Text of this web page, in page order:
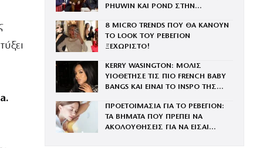
PHUWIN ΚΑΙ POND ΣΤΗΝ
8 MICRO TRENDS ΠΟΥ ΘΑ ΚΑΝΟΥΝ
ΤΟ LOOK ΤΟΥ ΡΕΒΕΓΙΟΝ
ΞΕΧΩΡΙΣΤΟ!
KERRY WASINGTON: ΜΟΛΙΣ
ΥΙΟΘΕΤΗΣΕ ΤΙΣ ΠΙΟ FRENCH BABY
BANGS ΚΑΙ ΕΙΝΑΙ ΤΟ INSPO ΤΗΣ
ΠΡΟΕΤΟΙΜΑΣΙΑ ΓΙΑ ΤΟ ΡΕΒΕΓΙΟΝ:
ΤΑ ΒΗΜΑΤΑ ΠΟΥ ΠΡΕΠΕΙ ΝΑ
ΑΚΟΛΟΥΘΗΣΕΙΣ ΓΙΑ ΝΑ ΕΙΣΑΙ